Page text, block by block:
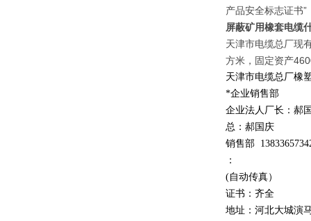
产品安全标志证书
屏蔽矿用橡套电缆
天津市电缆总厂现
方米，固定资产
天津市电缆总厂橡
*企业销售部
企业法人厂长：郝
总：郝国庆
销售部 13833
：
(自动传真）
证书：齐全
地址：河北大城演